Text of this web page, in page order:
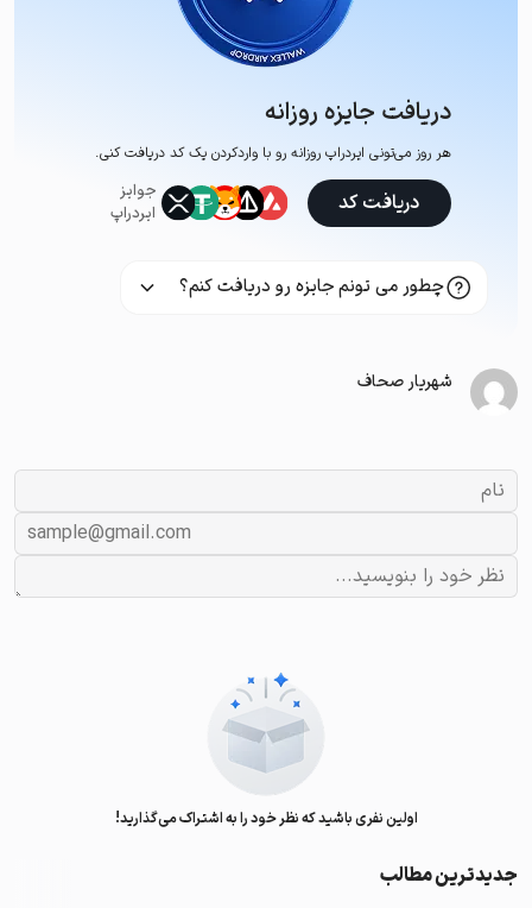
دریافت جایزه روزانه
هر روز می‌تونی ایردراپ روزانه رو با وارد‌کردن یک کد دریافت کنی.
جوایز
ایردراپ
دریافت کد
چطور می تونم جایزه رو دریافت کنم؟
شهریار صحاف
اولین نفری باشید که نظر خود را به اشتراک می‌گذارید!
جدیدترین مطالب